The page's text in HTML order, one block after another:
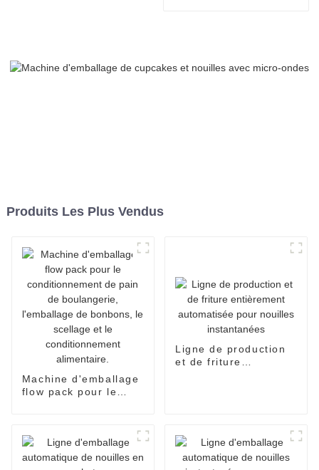
Produits Les Plus Vendus
Machine d'emballage
flow pack pour le
bonbons, le scellage
et le conditionnement
Ligne de production
et de friture